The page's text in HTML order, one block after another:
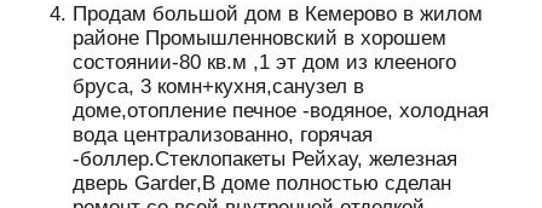
Продам большой дом в Кемерово в жилом
районе Промышленновский в хорошем
состоянии-80 кв.м ,1 эт дом из клееного
бруса, 3 комн+кухня,санузел в
доме,отопление печное -водяное, холодная
вода централизованно, горячая
-боллер.Cтеклопакеты Рейхау, железная
дверь Garder,В доме полностью сделан